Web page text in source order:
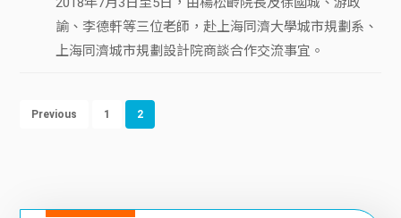
諭、李德軒等三位老師，赴上海同濟大學城市規劃系、
上海同濟城市規劃設計院商談合作交流事宜。
Previous 1 2